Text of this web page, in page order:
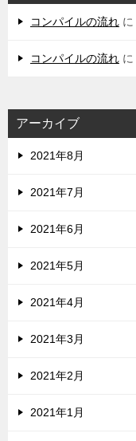
コンパイルの流れ に
コンパイルの流れ に
アーカイブ
2021年8月
2021年7月
2021年6月
2021年5月
2021年4月
2021年3月
2021年2月
2021年1月